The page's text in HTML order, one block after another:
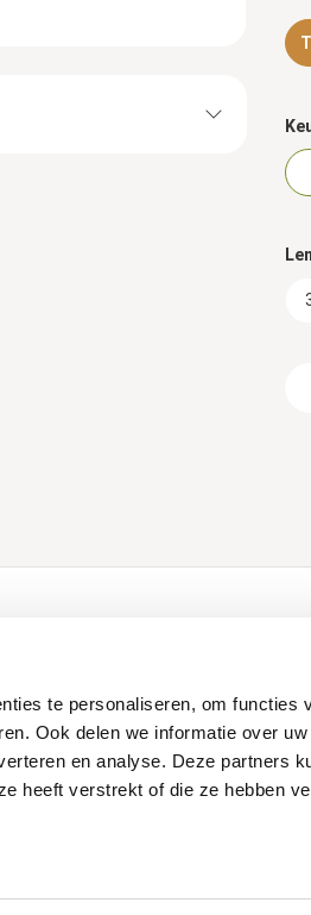
te personaliseren, om functies
Ook delen we informatie over
en analyse. Deze partners
heeft verstrekt of die ze hebben
Login Dealershop
Maatwerk